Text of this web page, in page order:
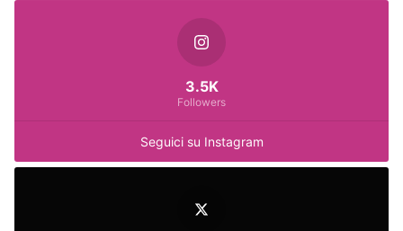
Seguici su Instagram
3.5K
Followers